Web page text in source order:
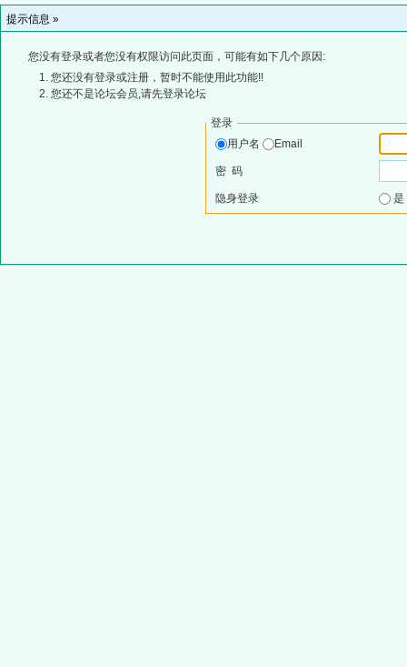
提示信息 »
您没有登录或者您没有权限访问此页面，可能有如下几个原因:
您还没有登录或注册，暂时不能使用此功能!!
您还不是论坛会员,请先登录论坛
登录
用户名
Email
密 码
隐身登录